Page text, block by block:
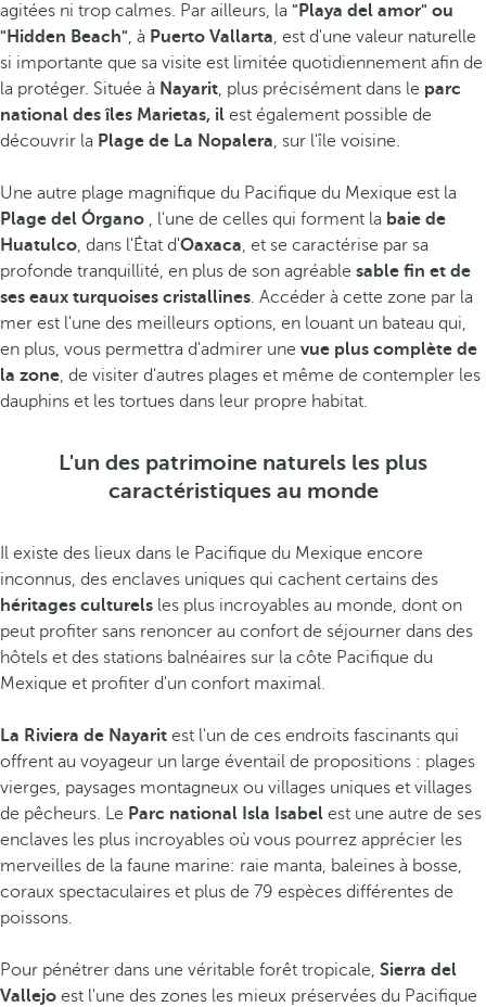
agitées ni trop calmes. Par ailleurs, la "Playa del amor" ou
"Hidden Beach", à Puerto Vallarta, est d'une valeur naturelle
si importante que sa visite est limitée quotidiennement afin de
la protéger. Située à Nayarit, plus précisément dans le parc
national des îles Marietas, il est également possible de
découvrir la Plage de La Nopalera, sur l'île voisine.
Une autre plage magnifique du Pacifique du Mexique est la
Plage del Órgano , l'une de celles qui forment la baie de
Huatulco, dans l'État d'Oaxaca, et se caractérise par sa
profonde tranquillité, en plus de son agréable sable fin et de
ses eaux turquoises cristallines. Accéder à cette zone par la
mer est l'une des meilleurs options, en louant un bateau qui,
en plus, vous permettra d'admirer une vue plus complète de
la zone, de visiter d'autres plages et même de contempler les
dauphins et les tortues dans leur propre habitat.
L'un des patrimoine naturels les plus
caractéristiques au monde
Il existe des lieux dans le Pacifique du Mexique encore
inconnus, des enclaves uniques qui cachent certains des
héritages culturels les plus incroyables au monde, dont on
peut profiter sans renoncer au confort de séjourner dans des
hôtels et des stations balnéaires sur la côte Pacifique du
Mexique et profiter d'un confort maximal.
La Riviera de Nayarit est l'un de ces endroits fascinants qui
offrent au voyageur un large éventail de propositions : plages
vierges, paysages montagneux ou villages uniques et villages
de pêcheurs. Le Parc national Isla Isabel est une autre de ses
enclaves les plus incroyables où vous pourrez apprécier les
merveilles de la faune marine: raie manta, baleines à bosse,
coraux spectaculaires et plus de 79 espèces différentes de
poissons.
Pour pénétrer dans une véritable forêt tropicale, Sierra del
Vallejo est l'une des zones les mieux préservées du Pacifique